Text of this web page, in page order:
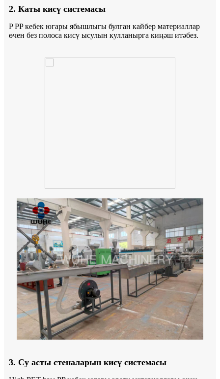
2. Каты кисү системасы
P PP кебек югары ябышлыгы булган кайбер материаллар
өчен без полоса кисү ысулын кулланырга киңәш итәбез.
3. Су асты стеналарын кисү системасы